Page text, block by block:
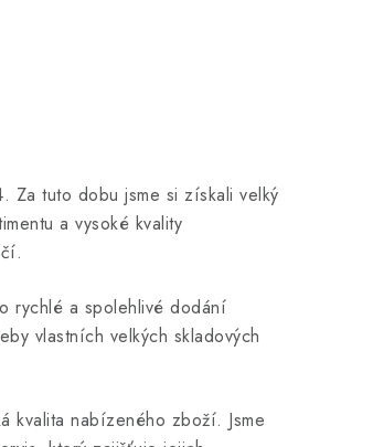
Za tuto dobu jsme si získali velký
a vysoké kvality
rychlé a spolehlivé dodání
vlastních velkých skladových
kvalita nabízeného zboží. Jsme